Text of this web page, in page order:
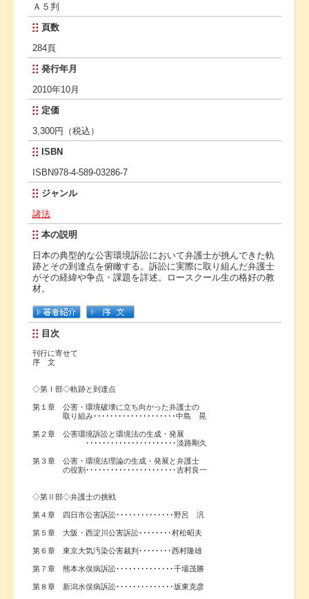
Ａ５判
頁数
284頁
発行年月
2010年10月
定価
3,300円（税込）
ISBN
ISBN978-4-589-03286-7
ジャンル
諸法
本の説明
日本の典型的な公害環境訴訟において弁護士が挑んできた軌
跡とその到達点を俯瞰する。訴訟に実際に取り組んだ弁護士
がその経緯や争点・課題を詳述。ロースクール生の格好の教
材。
目次
刊行に寄せて
序 文
◇第Ⅰ部◇軌跡と到達点
第１章 公害・環境破壊に立ち向かった弁護士の
取り組み････････････････････中島 晃
第２章 公害環境訴訟と環境法の生成・発展
･･････････････････････淡路剛久
第３章 公害・環境法理論の生成・発展と弁護士
の役割･･････････････････････吉村良一
◇第Ⅱ部◇弁護士の挑戦
第４章 四日市公害訴訟･･････････････野呂 汎
第５章 大阪・西淀川公害訴訟････････村松昭夫
第６章 東京大気汚染公害裁判････････西村隆雄
第７章 熊本水俣病訴訟･･････････････千場茂勝
第８章 新潟水俣病訴訟･･････････････坂東克彦